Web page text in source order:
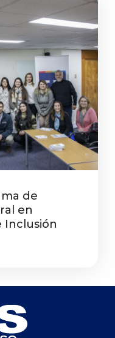
de
en
Inclusión